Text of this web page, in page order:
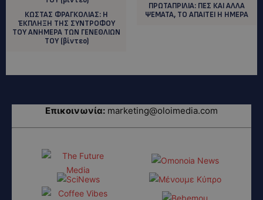
ΚΩΣΤΑΣ ΦΡΑΓΚΟΛΙΑΣ: H
ΈΚΠΛΗΞΗ ΤΗΣ ΣΥΝΤΡΟΦΟΥ
ΤΟΥ ΑΝΗΜΕΡΑ ΤΩΝ ΓΕΝΕΘΛΙΩΝ
ΤΟΥ (βίντεο)
ΠΡΩΤΑΠΡΙΛΙΑ: ΠΕΣ ΚΑΙ ΑΛΛΑ
ΨΕΜΑΤΑ, ΤΟ ΑΠΑΙΤΕΙ Η ΗΜΕΡΑ
Επικοινωνία: marketing@oloimedia.com